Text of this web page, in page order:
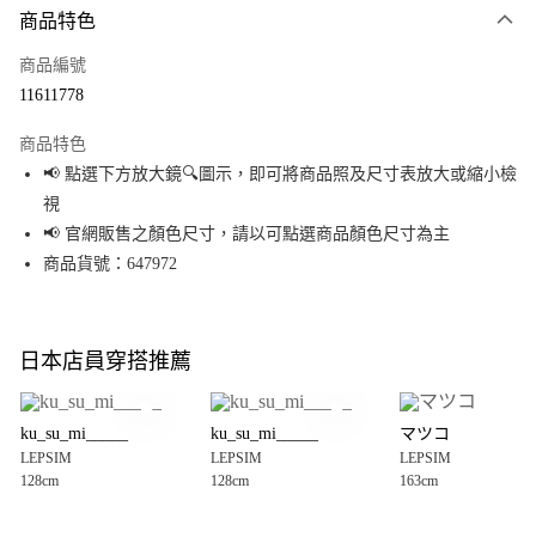
信用卡一次付款
Apple Pay
街口支付
悠遊付
全盈+PAY
大哥付你分期
【大哥付你分期使用說明】
1.本服務由台灣大哥大提供，台灣大哥大用戶可立即使用無須另外申請。
2.付款方式選擇「大哥付你分期」，訂單成立後會自動跳轉到大哥付的交易
AFTEE先享後付
商品特色
商品編號
11611778
商品特色
📢 點選下方放大鏡🔍圖示，即可將商品照及尺寸表放大或縮小檢
視
📢 官網販售之顏色尺寸，請以可點選商品顏色尺寸為主
商品貨號：647972
日本店員穿搭推薦
ku_su_mi_____
LEPSIM
128cm
ku_su_mi_____
LEPSIM
128cm
マツコ
LEPSIM
163cm